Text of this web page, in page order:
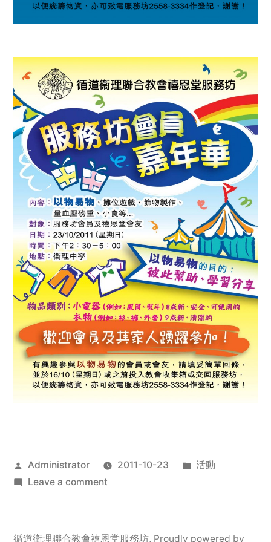
Posted
by
Administrator 2011-10-23
Posted
活動
Leave a commenton
服
循道衛理聯合教會禧恩堂服務坊, Proudly powered by